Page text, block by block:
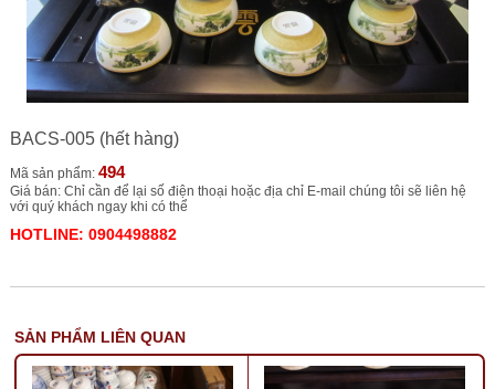
BACS-005 (hết hàng)
Mã sản phẩm: 494
Giá bán: Chỉ cần để lại số điện thoại hoặc địa chỉ E-mail chúng tôi sẽ liên hệ
với quý khách ngay khi có thể
HOTLINE: 0904498882
SẢN PHẨM LIÊN QUAN